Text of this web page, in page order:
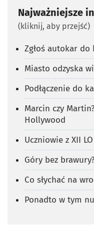
Najważniejsze
(kliknij, aby przejść)
Zgłoś autokar
Miasto odzyska
Podłączenie do
Marcin czy
Hollywood
Uczniowie z XII
Góry bez
Co słychać na
Ponadto w tym